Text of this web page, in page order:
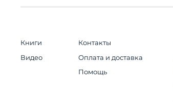
Книги
Видео
Контакты
Оплата и доставка
Помощь